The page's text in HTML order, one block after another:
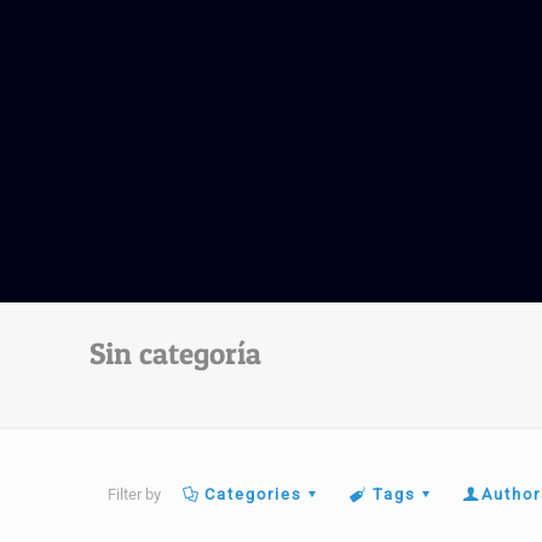
Sin categoría
Filter by Categories Tags